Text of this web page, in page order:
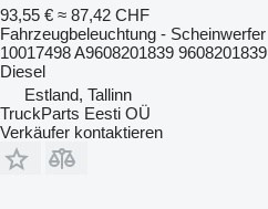
93,55 € ≈ 87,42 CHF
Fahrzeugbeleuchtung - Scheinwerfer
10017498 A9608201839 9608201839
Diesel
Estland, Tallinn
TruckParts Eesti OÜ
Verkäufer kontaktieren